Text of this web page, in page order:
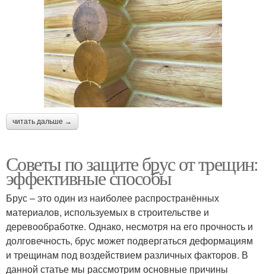
читать дальше →
Советы по защите брус от трещин:
эффективные способы
Брус – это один из наиболее распространённых
материалов, используемых в строительстве и
деревообработке. Однако, несмотря на его прочность и
долговечность, брус может подвергаться деформациям
и трещинам под воздействием различных факторов. В
данной статье мы рассмотрим основные причины